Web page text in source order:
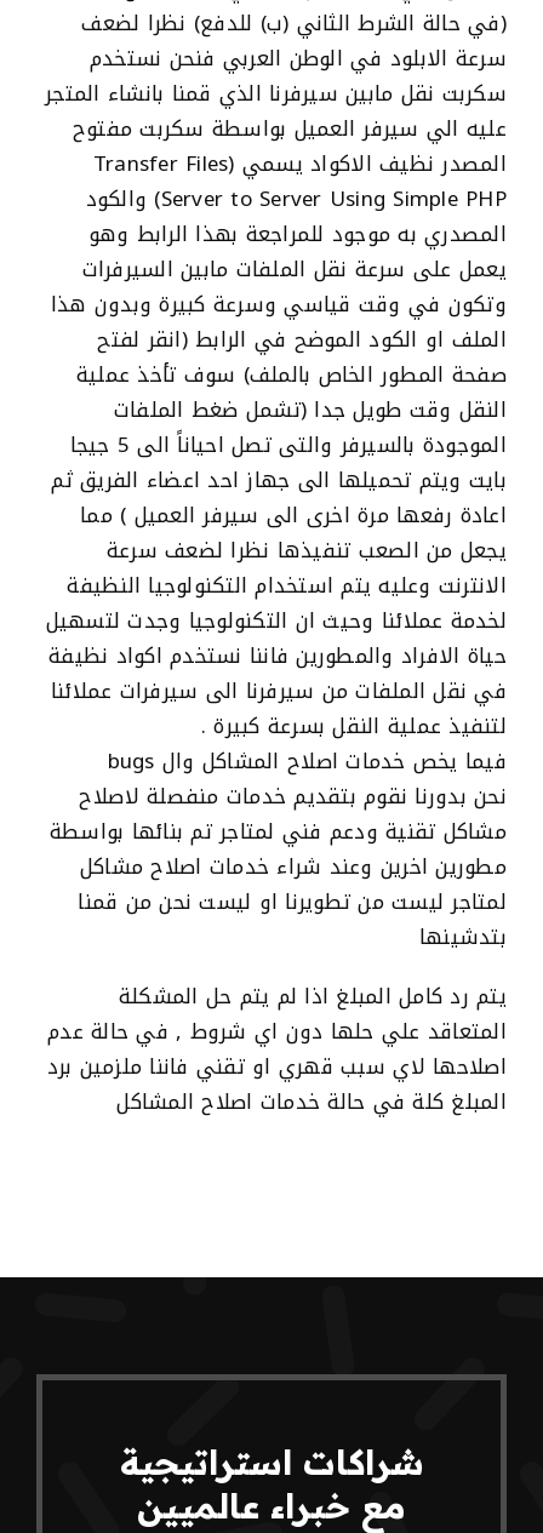
(في حالة الشرط الثاني (ب) للدفع) نظرا لضعف
سرعة الابلود في الوطن العربي فنحن نستخدم
سكربت نقل مابين سيرفرنا الذي قمنا بانشاء المتجر
عليه الي سيرفر العميل بواسطة سكربت مفتوح
المصدر نظيف الاكواد يسمي (Transfer Files
Server to Server Using Simple PHP) والكود
المصدري به موجود للمراجعة بهذا الرابط وهو
يعمل على سرعة نقل الملفات مابين السيرفرات
وتكون في وقت قياسي وسرعة كبيرة وبدون هذا
الملف او الكود الموضح في الرابط (انقر لفتح
صفحة المطور الخاص بالملف) سوف تأخذ عملية
النقل وقت طويل جدا (تشمل ضغط الملفات
الموجودة بالسيرفر والتى تصل احياناً الى 5 جيجا
بايت ويتم تحميلها الى جهاز احد اعضاء الفريق ثم
اعادة رفعها مرة اخرى الى سيرفر العميل ) مما
يجعل من الصعب تنفيذها نظرا لضعف سرعة
الانترنت وعليه يتم استخدام التكنولوجيا النظيفة
لخدمة عملائنا وحيث ان التكنولوجيا وجدت لتسهيل
حياة الافراد والمطورين فاننا نستخدم اكواد نظيفة
في نقل الملفات من سيرفرنا الى سيرفرات عملائنا
لتنفيذ عملية النقل بسرعة كبيرة .
فيما يخص خدمات اصلاح المشاكل وال bugs
نحن بدورنا نقوم بتقديم خدمات منفصلة لاصلاح
مشاكل تقنية ودعم فني لمتاجر تم بنائها بواسطة
مطورين اخرين وعند شراء خدمات اصلاح مشاكل
لمتاجر ليست من تطويرنا او ليست نحن من قمنا
بتدشينها
يتم رد كامل المبلغ اذا لم يتم حل المشكلة
المتعاقد علي حلها دون اي شروط , في حالة عدم
اصلاحها لاي سبب قهري او تقني فاننا ملزمين برد
المبلغ كلة في حالة خدمات اصلاح المشاكل
شراكات استراتيجية
مع خبراء عالميين